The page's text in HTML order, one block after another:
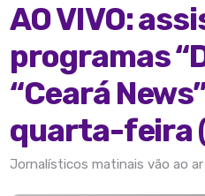
AO VIVO:
programas
“Ceará
quarta-feira
Jornalísticos matinais vão ao